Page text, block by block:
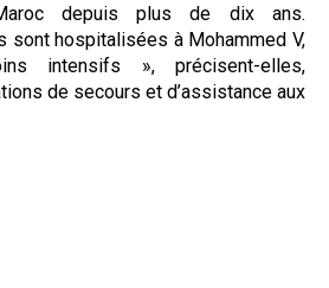
depuis plus de dix ans.
sont hospitalisées à Mohammed V,
intensifs », précisent-elles,
de secours et d’assistance aux